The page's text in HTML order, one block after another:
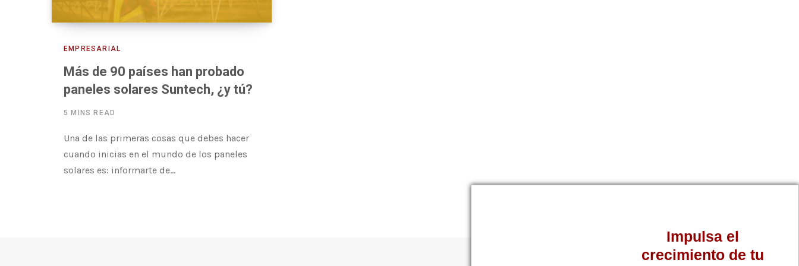
Impulsa el
crecimiento de tu
EMPRESARIAL
Más de 90 países han probado
paneles solares Suntech, ¿y tú?
5 MINS READ
Una de las primeras cosas que debes hacer
cuando inicias en el mundo de los paneles
solares es: informarte de…